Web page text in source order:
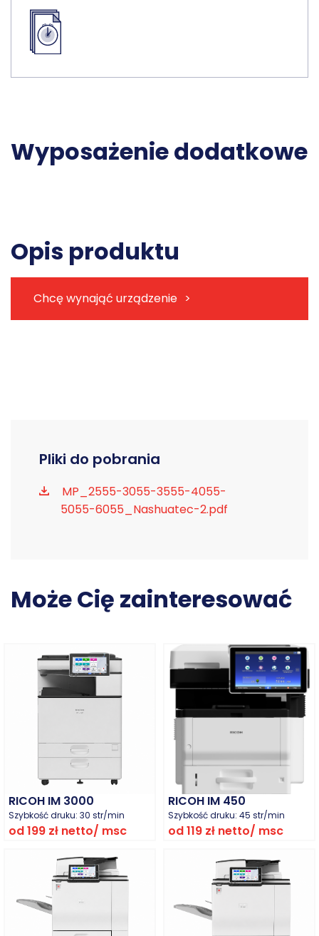
Wyposażenie dodatkowe
Opis produktu
Chcę wynająć urządzenie
Pliki do pobrania
MP_2555-3055-3555-4055-
5055-6055_Nashuatec-2.pdf
Może Cię zainteresować
RICOH IM 3000
Szybkość druku: 30 str/min
od 199 zł netto/ msc
Zobacz produkt
RICOH IM 450
Szybkość druku: 45 str/min
od 119 zł netto/ msc
Zobacz produkt